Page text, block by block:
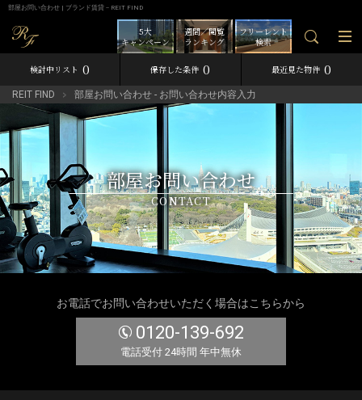
部屋お問い合わせ | ブランド賃貸－REIT FIND
フリーレント
検索
週間／閲覧
ランキング
5大
キャンペーン
検討中リスト 0 保存した条件 0 最近見た物件 0
REIT FIND 部屋お問い合わせ - お問い合わせ内容入力
部屋お問い合わせ
CONTACT
お電話でお問い合わせいただく場合はこちらから
0120-139-692
電話受付 24時間 年中無休